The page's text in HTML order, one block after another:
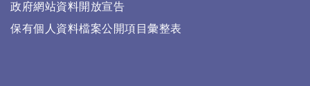
政府網站資料開放宣告
保有個人資料檔案公開項目彙整表